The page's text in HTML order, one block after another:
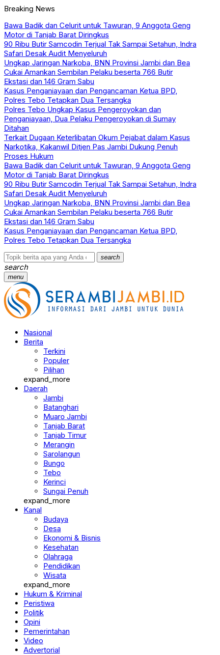
Breaking News
Bawa Badik dan Celurit untuk Tawuran, 9 Anggota Geng
Motor di Tanjab Barat Diringkus
90 Ribu Butir Samcodin Terjual Tak Sampai Setahun, Indra
Safari Desak Audit Menyeluruh
Ungkap Jaringan Narkoba, BNN Provinsi Jambi dan Bea
Cukai Amankan Sembilan Pelaku beserta 766 Butir
Ekstasi dan 146 Gram Sabu
Kasus Penganiayaan dan Pengancaman Ketua BPD,
Polres Tebo Tetapkan Dua Tersangka
Polres Tebo Ungkap Kasus Pengeroyokan dan
Penganiayaan, Dua Pelaku Pengeroyokan di Sumay
Ditahan
Terkait Dugaan Keterlibatan Okum Pejabat dalam Kasus
Narkotika, Kakanwil Ditjen Pas Jambi Dukung Penuh
Proses Hukum
Bawa Badik dan Celurit untuk Tawuran, 9 Anggota Geng
Motor di Tanjab Barat Diringkus
90 Ribu Butir Samcodin Terjual Tak Sampai Setahun, Indra
Safari Desak Audit Menyeluruh
Ungkap Jaringan Narkoba, BNN Provinsi Jambi dan Bea
Cukai Amankan Sembilan Pelaku beserta 766 Butir
Ekstasi dan 146 Gram Sabu
Kasus Penganiayaan dan Pengancaman Ketua BPD,
Polres Tebo Tetapkan Dua Tersangka
search
search
menu
Nasional
Berita
Terkini
Populer
Pilihan
expand_more
Daerah
Jambi
Batanghari
Muaro Jambi
Tanjab Barat
Tanjab Timur
Merangin
Sarolangun
Bungo
Tebo
Kerinci
Sungai Penuh
expand_more
Kanal
Budaya
Desa
Ekonomi & Bisnis
Kesehatan
Olahraga
Pendidikan
Wisata
expand_more
Hukum & Kriminal
Peristiwa
Politik
Opini
Pemerintahan
Video
Advertorial